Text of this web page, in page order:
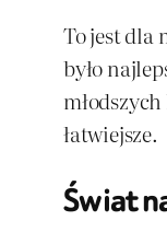
To jest dla
było
łatwiejsze.
Świat